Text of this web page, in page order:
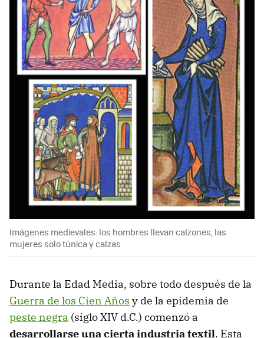
Imágenes medievales: los hombres llevan calzones, las
mujeres solo túnica y calzas
Durante la Edad Media, sobre todo después de la
Guerra de los Cien Años y de la epidemia de
peste negra (siglo XIV d.C.) comenzó a
desarrollarse una cierta industria textil. Esta